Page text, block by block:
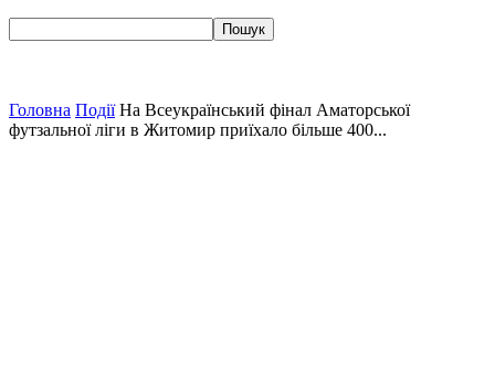
Головна Події На Всеукраїнський фінал Аматорської
футзальної ліги в Житомир приїхало більше 400...